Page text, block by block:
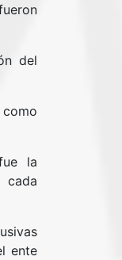
del
la
ente